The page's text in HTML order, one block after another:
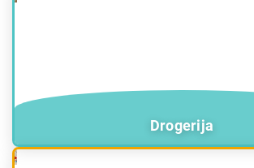
Drogerija